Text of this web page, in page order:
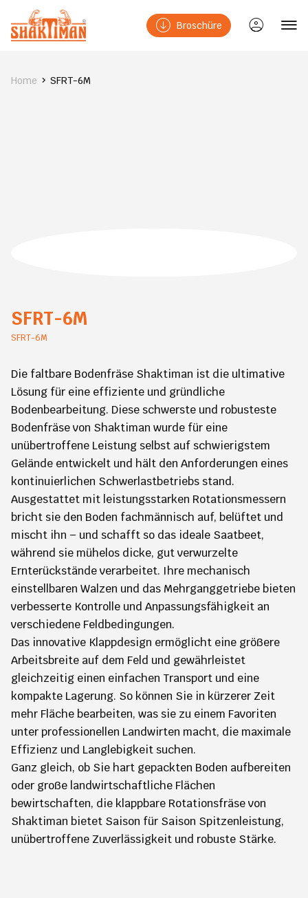
Broschüre
Home SFRT-6M
SFRT-6M
SFRT-6M
Die faltbare Bodenfräse Shaktiman ist die ultimative
Lösung für eine effiziente und gründliche
Bodenbearbeitung. Diese schwerste und robusteste
Bodenfräse von Shaktiman wurde für eine
unübertroffene Leistung selbst auf schwierigstem
Gelände entwickelt und hält den Anforderungen eines
kontinuierlichen Schwerlastbetriebs stand.
Ausgestattet mit leistungsstarken Rotationsmessern
bricht sie den Boden fachmännisch auf, belüftet und
mischt ihn – und schafft so das ideale Saatbeet,
während sie mühelos dicke, gut verwurzelte
Ernterückstände verarbeitet. Ihre mechanisch
einstellbaren Walzen und das Mehrganggetriebe bieten
verbesserte Kontrolle und Anpassungsfähigkeit an
verschiedene Feldbedingungen.
Das innovative Klappdesign ermöglicht eine größere
Arbeitsbreite auf dem Feld und gewährleistet
gleichzeitig einen einfachen Transport und eine
kompakte Lagerung. So können Sie in kürzerer Zeit
mehr Fläche bearbeiten, was sie zu einem Favoriten
unter professionellen Landwirten macht, die maximale
Effizienz und Langlebigkeit suchen.
Ganz gleich, ob Sie hart gepackten Boden aufbereiten
oder große landwirtschaftliche Flächen
bewirtschaften, die klappbare Rotationsfräse von
Shaktiman bietet Saison für Saison Spitzenleistung,
unübertroffene Zuverlässigkeit und robuste Stärke.